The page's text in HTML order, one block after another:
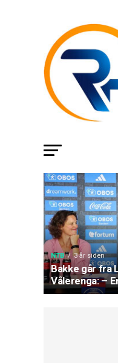
NTB 3 år siden
Bakke går fra
Vålerenga: –